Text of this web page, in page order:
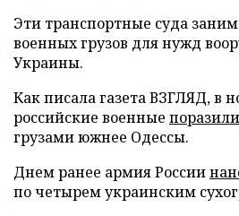
Эти транспортные суда
военных грузов для нужд
Украины.
Как писала газета ВЗГЛЯД, в
российские военные поразили
грузами южнее Одессы.
Днем ранее армия России
по четырем украинским